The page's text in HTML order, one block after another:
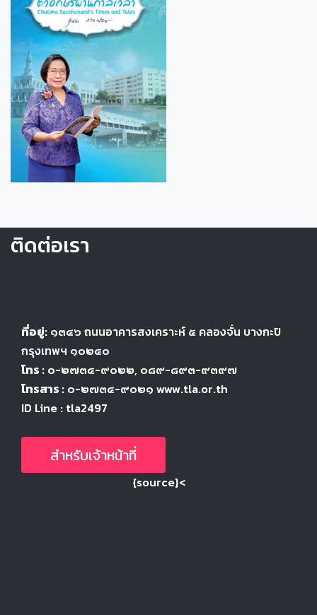
ติดต่อเรา
ที่อยู่: ๑๓๔๖ ถนนอาคารสงเคราะห์ ๕ คลองจั่น บางกะปิ
กรุงเทพฯ ๑๐๒๔๐
โทร : ๐-๒๗๓๔-๙๐๒๒, ๐๘๙-๘๙๓-๙๓๙๗
โทรสาร : ๐-๒๗๓๔-๙๐๒๑ www.tla.or.th
ID Line : tla2497
สำหรับเจ้าหน้าที่
{source}<